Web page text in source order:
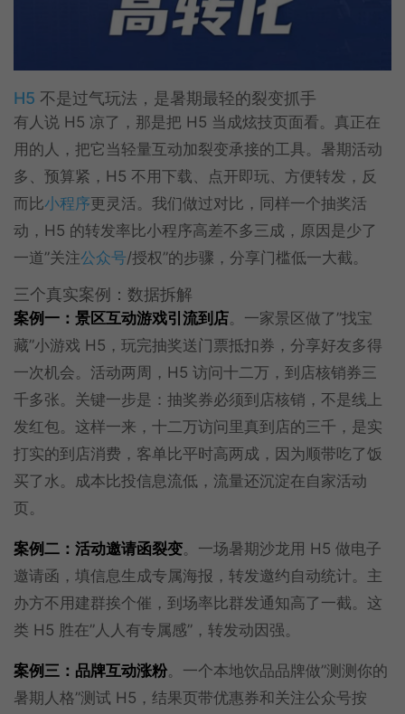
H5 不是过气玩法，是暑期最轻的裂变抓手
有人说 H5 凉了，那是把 H5 当成炫技页面看。真正在
用的人，把它当轻量互动加裂变承接的工具。暑期活动
多、预算紧，H5 不用下载、点开即玩、方便转发，反
而比小程序更灵活。我们做过对比，同样一个抽奖活
动，H5 的转发率比小程序高差不多三成，原因是少了
一道”关注公众号/授权”的步骤，分享门槛低一大截。
三个真实案例：数据拆解
案例一：景区互动游戏引流到店。一家景区做了”找宝
藏”小游戏 H5，玩完抽奖送门票抵扣券，分享好友多得
一次机会。活动两周，H5 访问十二万，到店核销券三
千多张。关键一步是：抽奖券必须到店核销，不是线上
发红包。这样一来，十二万访问里真到店的三千，是实
打实的到店消费，客单比平时高两成，因为顺带吃了饭
买了水。成本比投信息流低，流量还沉淀在自家活动
页。
案例二：活动邀请函裂变。一场暑期沙龙用 H5 做电子
邀请函，填信息生成专属海报，转发邀约自动统计。主
办方不用建群挨个催，到场率比群发通知高了一截。这
类 H5 胜在”人人有专属感”，转发动因强。
案例三：品牌互动涨粉。一个本地饮品品牌做”测测你的
暑期人格”测试 H5，结果页带优惠券和关注公众号按